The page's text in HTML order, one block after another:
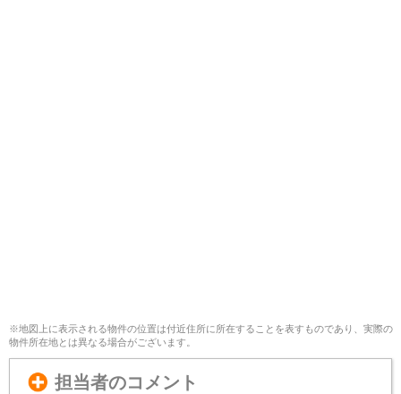
※地図上に表示される物件の位置は付近住所に所在することを表すものであり、実際の
物件所在地とは異なる場合がございます。
担当者のコメント